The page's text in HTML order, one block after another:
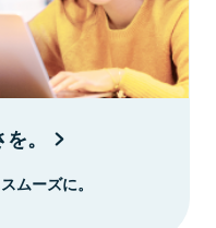
。
ムーズに。